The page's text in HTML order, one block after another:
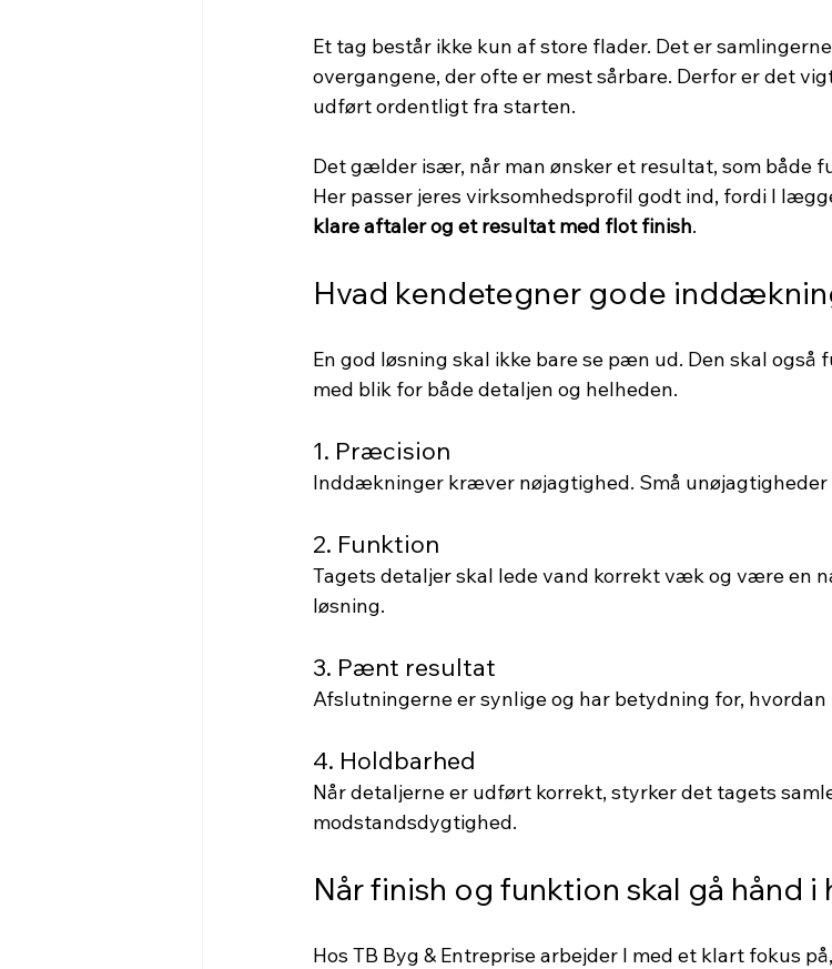
Et tag består ikke kun af store flader. Det er
overgangene, der ofte er mest sårbare. Derfor er det
udført ordentligt fra starten.
Det gælder især, når man ønsker et resultat, som både
Her passer jeres virksomhedsprofil godt ind, fordi I
klare aftaler og et resultat med flot finish.
Hvad kendetegner gode
En god løsning skal ikke bare se pæn ud. Den skal
med blik for både detaljen og helheden.
1. Præcision
Inddækninger kræver nøjagtighed. Små
2. Funktion
Tagets detaljer skal lede vand korrekt væk og være en
løsning.
3. Pænt resultat
Afslutningerne er synlige og har betydning for,
4. Holdbarhed
Når detaljerne er udført korrekt, styrker det tagets
modstandsdygtighed.
Når finish og funktion skal gå hånd i
Hos TB Byg & Entreprise arbejder I med et klart fokus